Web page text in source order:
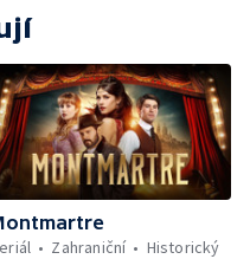
Zahraniční Historický